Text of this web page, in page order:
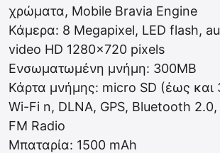
χρώματα, Mobile Bravia Engine
Κάμερα: 8 Megapixel, LED flash,
video HD 1280×720 pixels
Ενσωματωμένη μνήμη: 300MB
Κάρτα μνήμης: micro SD (έως και
Wi-Fi n, DLNA, GPS, Bluetooth
FM Radio
Μπαταρία: 1500 mAh